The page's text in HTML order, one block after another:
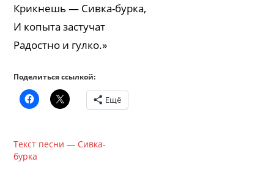
Крикнешь — Сивка-бурка,
И копыта застучат
Радостно и гулко.»
Поделиться ссылкой:
Ещё
Текст песни — Сивка-
бурка